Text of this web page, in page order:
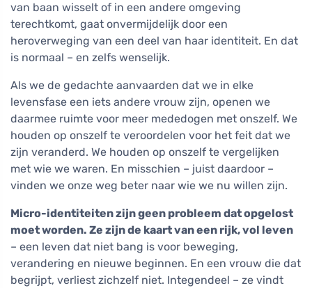
van baan wisselt of in een andere omgeving
terechtkomt, gaat onvermijdelijk door een
heroverweging van een deel van haar identiteit. En dat
is normaal – en zelfs wenselijk.
Als we de gedachte aanvaarden dat we in elke
levensfase een iets andere vrouw zijn, openen we
daarmee ruimte voor meer mededogen met onszelf. We
houden op onszelf te veroordelen voor het feit dat we
zijn veranderd. We houden op onszelf te vergelijken
met wie we waren. En misschien – juist daardoor –
vinden we onze weg beter naar wie we nu willen zijn.
Micro-identiteiten zijn geen probleem dat opgelost
moet worden. Ze zijn de kaart van een rijk, vol leven
– een leven dat niet bang is voor beweging,
verandering en nieuwe beginnen. En een vrouw die dat
begrijpt, verliest zichzelf niet. Integendeel – ze vindt